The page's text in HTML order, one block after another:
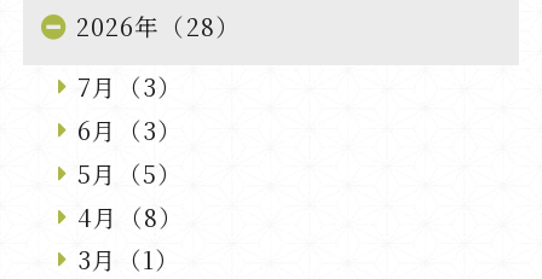
2026年（28）
7月（3）
6月（3）
5月（5）
4月（8）
3月（1）